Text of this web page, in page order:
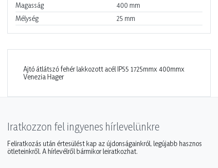
Magasság
400 mm
Mélység
25 mm
Ajtó átlátszó fehér lakkozott acél IP55 1725mmx 400mmx
Venezia Hager
Iratkozzon fel ingyenes hírlevelünkre
Feliratkozás után értesülést kap az újdonságainkról, legújabb hasznos
ötleteinkről. A hírlevélről bármikor leiratkozhat.